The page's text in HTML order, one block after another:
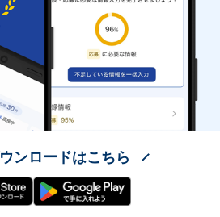
ンロードはこちら